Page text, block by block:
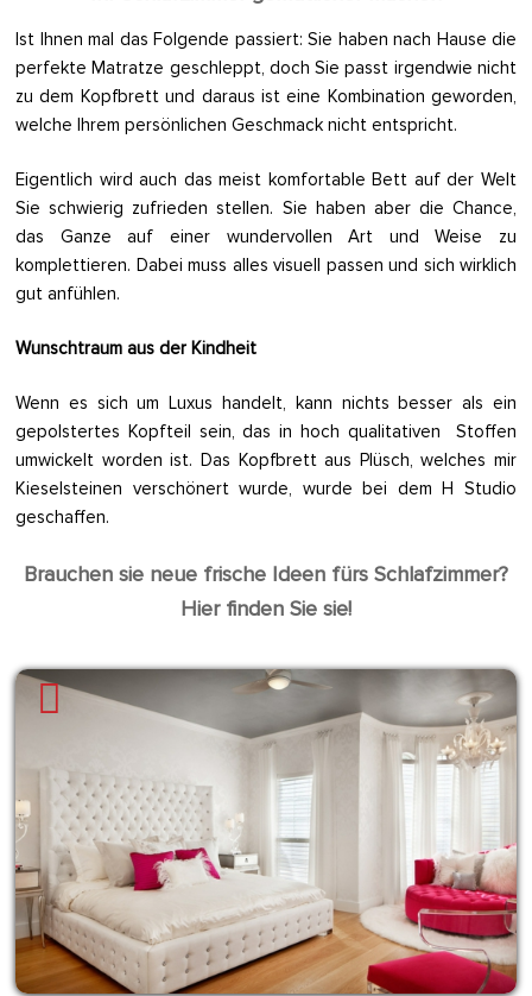
Ist Ihnen mal das Folgende passiert: Sie haben nach Hause die
perfekte Matratze geschleppt, doch Sie passt irgendwie nicht
zu dem Kopfbrett und daraus ist eine Kombination geworden,
welche Ihrem persönlichen Geschmack nicht entspricht.
Eigentlich wird auch das meist komfortable Bett auf der Welt
Sie schwierig zufrieden stellen. Sie haben aber die Chance,
das Ganze auf einer wundervollen Art und Weise zu
komplettieren. Dabei muss alles visuell passen und sich wirklich
gut anfühlen.
Wunschtraum aus der Kindheit
Wenn es sich um Luxus handelt, kann nichts besser als ein
gepolstertes Kopfteil sein, das in hoch qualitativen Stoffen
umwickelt worden ist. Das Kopfbrett aus Plüsch, welches mir
Kieselsteinen verschönert wurde, wurde bei dem H Studio
geschaffen.
Brauchen sie neue frische Ideen fürs Schlafzimmer?
Hier finden Sie sie!